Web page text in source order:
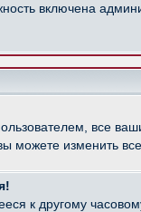
включена
все
можете изменить все
к другому